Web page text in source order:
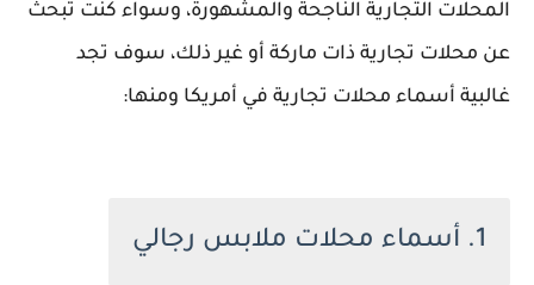
المحلات التجارية الناجحة والمشهورة، وسواء كنت تبحث
عن محلات تجارية ذات ماركة أو غير ذلك، سوف تجد
غالبية أسماء محلات تجارية في أمريكا ومنها:
1. أسماء محلات ملابس رجالي